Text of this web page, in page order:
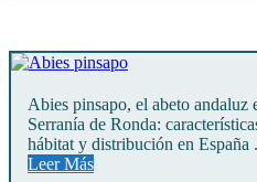
Abies pinsapo, el abeto andaluz
Serranía de Ronda:
hábitat y distribución en España
Leer Más